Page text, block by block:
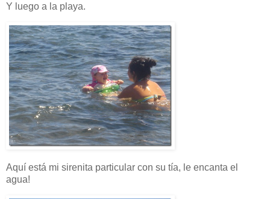
Y luego a la playa.
Aquí está mi sirenita particular con su tía, le encanta el
agua!